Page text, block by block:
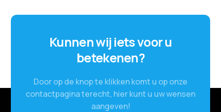
Kunnen wij iets voor u
betekenen?
Door op de knop te klikken komt u op onze
contactpagina terecht, hier kunt u uw wensen
aangeven!